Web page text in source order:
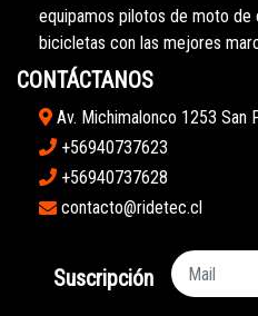
equipamos pilotos de moto de
bicicletas con las mejores
CONTÁCTANOS
Av. Michimalonco 1253 San
+56940737623
+56940737628
contacto@ridetec.cl
Suscripción